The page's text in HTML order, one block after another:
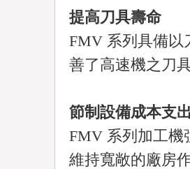
提高刀具壽命
FMV 系列具備以
善了高速機之刀
節制設備成本支
FMV 系列加工機
維持寬敞的廠房